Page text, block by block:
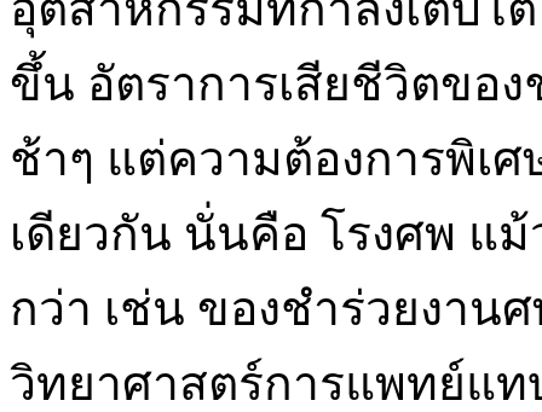
ขึ้น อัตราการเสียชีวิตขอ
ช้าๆ แต่ความต้องการพิเ
เดียวกัน นั่นคือ โรงศพ แ
กว่า เช่น ของชำร่วยงาน
วิทยาศาสตร์การแพทย์แ